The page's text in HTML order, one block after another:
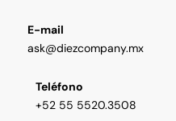
E-mail
ask@diezcompany.mx
Teléfono
+52 55 5520.3508